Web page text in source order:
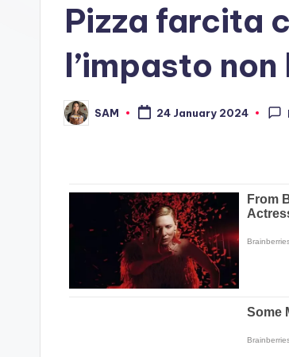
Pizza farcita
l’impasto
Posted
by
SAM 24 January 2024